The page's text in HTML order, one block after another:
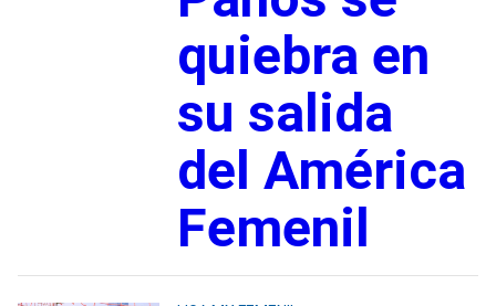
quiebra en
su salida
del América
Femenil